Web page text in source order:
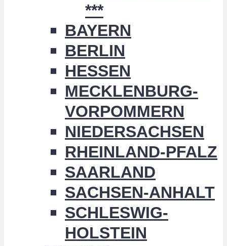
***
BAYERN
BERLIN
HESSEN
MECKLENBURG-
VORPOMMERN
NIEDERSACHSEN
RHEINLAND-PFALZ
SAARLAND
SACHSEN-ANHALT
SCHLESWIG-
HOLSTEIN